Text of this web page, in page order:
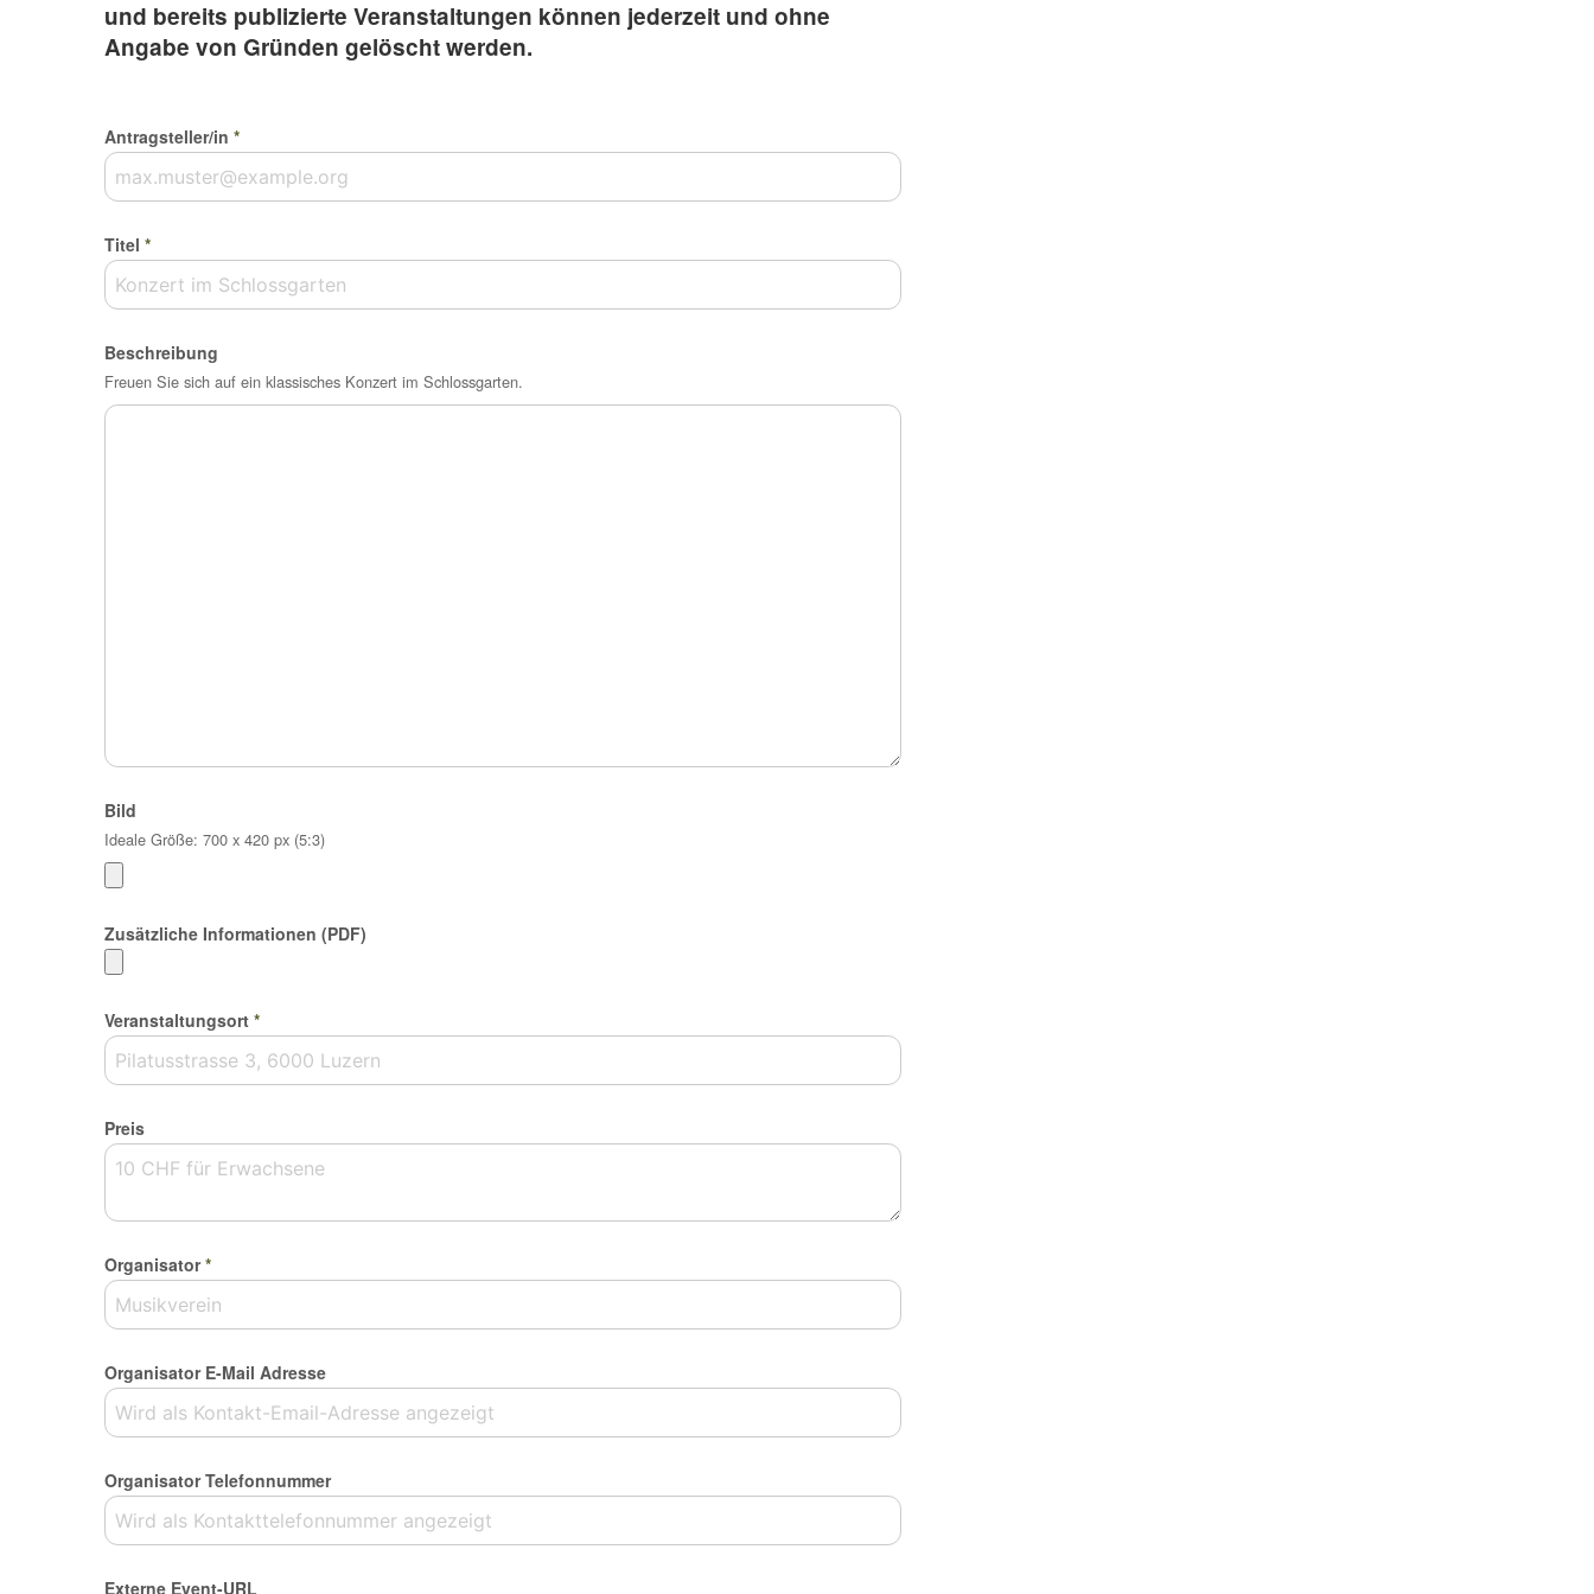
und bereits publizierte Veranstaltungen können jederzeit und ohne
Angabe von Gründen gelöscht werden.
Antragsteller/in *
Titel *
Beschreibung
Freuen Sie sich auf ein klassisches Konzert im Schlossgarten.
Bild
Ideale Größe: 700 x 420 px (5:3)
Zusätzliche Informationen (PDF)
Veranstaltungsort *
Preis
Organisator *
Organisator E-Mail Adresse
Organisator Telefonnummer
Externe Event-URL